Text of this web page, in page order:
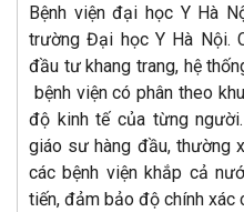
Bệnh viện đại học Y Hà
trường Đại học Y Hà Nội.
đầu tư khang trang, hệ
bệnh viện có phân theo
độ kinh tế của từng
giáo sư hàng đầu, thường
các bệnh viện khắp cả
tiến, đảm bảo độ chính xác